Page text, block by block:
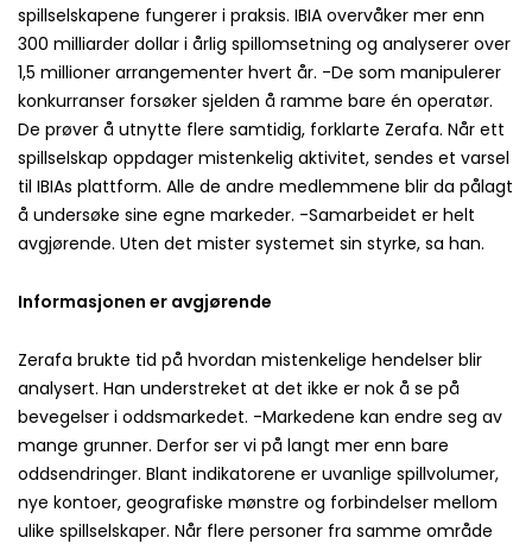
spillselskapene fungerer i praksis. IBIA overvåker mer enn
300 milliarder dollar i årlig spillomsetning og analyserer over
1,5 millioner arrangementer hvert år. -De som manipulerer
konkurranser forsøker sjelden å ramme bare én operatør.
De prøver å utnytte flere samtidig, forklarte Zerafa. Når ett
spillselskap oppdager mistenkelig aktivitet, sendes et varsel
til IBIAs plattform. Alle de andre medlemmene blir da pålagt
å undersøke sine egne markeder. -Samarbeidet er helt
avgjørende. Uten det mister systemet sin styrke, sa han.
Informasjonen er avgjørende
Zerafa brukte tid på hvordan mistenkelige hendelser blir
analysert. Han understreket at det ikke er nok å se på
bevegelser i oddsmarkedet. -Markedene kan endre seg av
mange grunner. Derfor ser vi på langt mer enn bare
oddsendringer. Blant indikatorene er uvanlige spillvolumer,
nye kontoer, geografiske mønstre og forbindelser mellom
ulike spillselskaper. Når flere personer fra samme område